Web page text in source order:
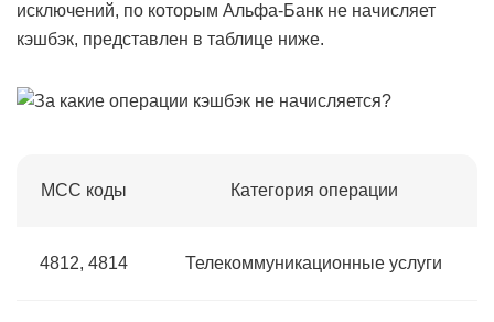
исключений, по которым Альфа-Банк не начисляет
кэшбэк, представлен в таблице ниже.
MCC коды Категория операции
4812, 4814 Телекоммуникационные услуги